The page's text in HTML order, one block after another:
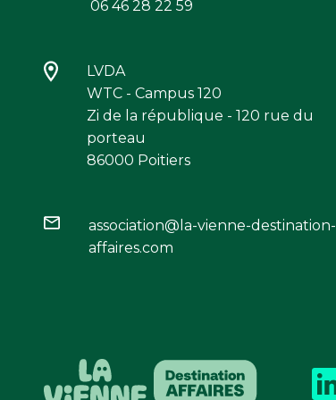
06 46 28 22 59
LVDA
WTC - Campus 120
Zi de la république - 120 rue du
porteau
86000 Poitiers
association@la-vienne-destination-
affaires.com